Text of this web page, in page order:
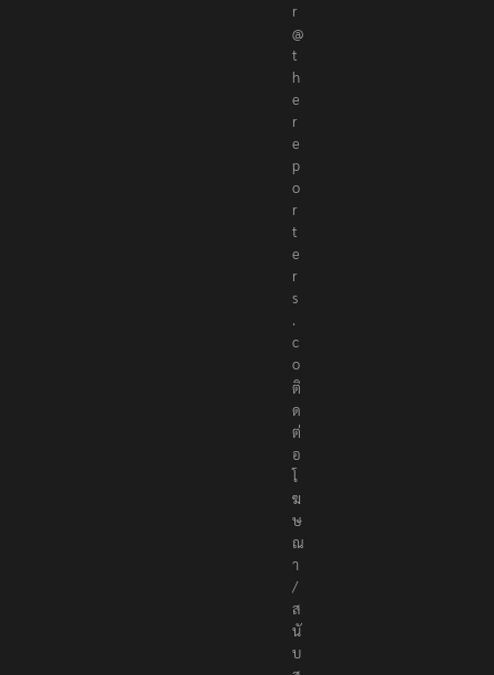
r
@
t
h
e
r
e
p
o
r
t
e
r
s
.
c
o
ติ
ด
ต่
อ
โ
ฆ
ษ
ณ
า
/
ส
นั
บ